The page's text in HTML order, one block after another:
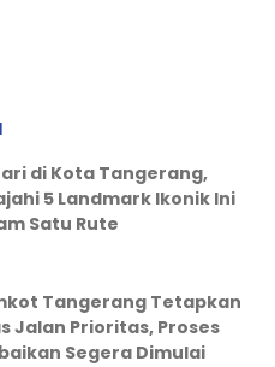
di Kota Tangerang,
5 Landmark Ikonik Ini
Satu Rute
Tangerang Tetapkan
Jalan Prioritas, Proses
Segera Dimulai